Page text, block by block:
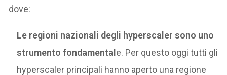
dove:
Le regioni nazionali degli hyperscaler sono uno
strumento fondamental e. Per questo oggi tutti gli
hyperscaler principali hanno aperto una regione